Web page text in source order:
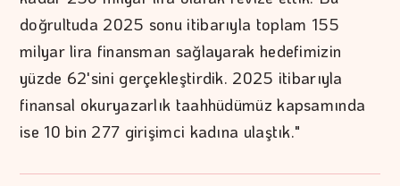
doğrultuda 2025 sonu itibarıyla toplam 155
milyar lira finansman sağlayarak hedefimizin
yüzde 62'sini gerçekleştirdik. 2025 itibarıyla
finansal okuryazarlık taahhüdümüz kapsamında
ise 10 bin 277 girişimci kadına ulaştık."